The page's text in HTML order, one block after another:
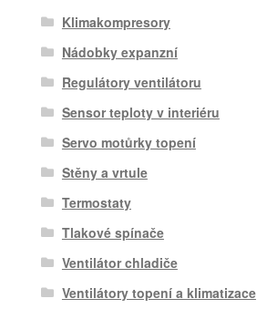
Klimakompresory
Nádobky expanzní
Regulátory ventilátoru
Sensor teploty v interiéru
Servo motůrky topení
Stěny a vrtule
Termostaty
Tlakové spínače
Ventilátor chladiče
Ventilátory topení a klimatizace